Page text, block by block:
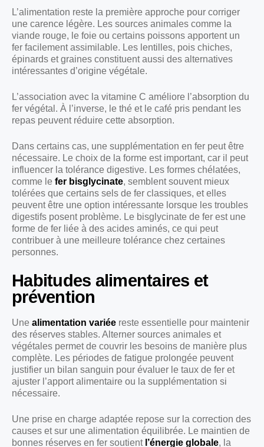
L’alimentation reste la première approche pour corriger
une carence légère. Les sources animales comme la
viande rouge, le foie ou certains poissons apportent un
fer facilement assimilable. Les lentilles, pois chiches,
épinards et graines constituent aussi des alternatives
intéressantes d’origine végétale.
L’association avec la vitamine C améliore l’absorption du
fer végétal. À l’inverse, le thé et le café pris pendant les
repas peuvent réduire cette absorption.
Dans certains cas, une supplémentation en fer peut être
nécessaire. Le choix de la forme est important, car il peut
influencer la tolérance digestive. Les formes chélatées,
comme le fer bisglycinate, semblent souvent mieux
tolérées que certains sels de fer classiques, et elles
peuvent être une option intéressante lorsque les troubles
digestifs posent problème. Le bisglycinate de fer est une
forme de fer liée à des acides aminés, ce qui peut
contribuer à une meilleure tolérance chez certaines
personnes.
Habitudes alimentaires et
prévention
Une alimentation variée reste essentielle pour maintenir
des réserves stables. Alterner sources animales et
végétales permet de couvrir les besoins de manière plus
complète. Les périodes de fatigue prolongée peuvent
justifier un bilan sanguin pour évaluer le taux de fer et
ajuster l’apport alimentaire ou la supplémentation si
nécessaire.
Une prise en charge adaptée repose sur la correction des
causes et sur une alimentation équilibrée. Le maintien de
bonnes réserves en fer soutientl’énergie globale, la